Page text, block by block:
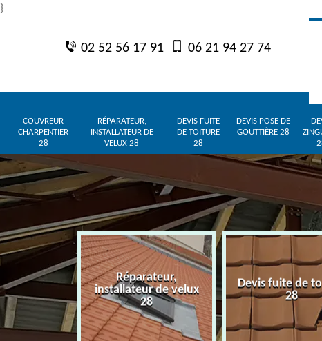
}
02 52 56 17 91 06 21 94 27 74
COUVREUR
CHARPENTIER
28
RÉPARATEUR,
INSTALLATEUR DE
VELUX 28
DEVIS FUITE
DE TOITURE
28
DEVIS POSE DE
GOUTTIÈRE 28
Réparateur,
installateur de velux
28
Devis fuite de
28